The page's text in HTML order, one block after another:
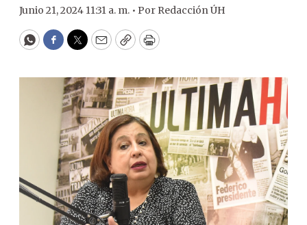
Junio 21, 2024 11:31 a. m. • Por Redacción ÚH
WhatsApp
Facebook
Twitter
EmailCopyPrint